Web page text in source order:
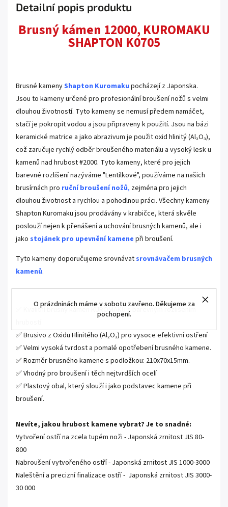
O prázdninách máme v sobotu zavřeno. Děkujeme za
pochopení.
Detailní popis produktu
Brusný kámen 12000, KUROMAKU
SHAPTON K0705
Brusné kamenyShapton Kuromaku pocházejí z Japonska.
Jsou to kameny určené pro profesionální broušení nožů s velmi
dlouhou životností. Tyto kameny se nemusí předem namáčet,
stačí je pokropit vodou a jsou připraveny k použití. Jsou na bázi
keramické matrice a jako abrazivum je použit oxid hlinitý (Al₂O₃),
což zaručuje rychlý odběr broušeného materiálu a vysoký lesk u
kamenů nad hrubost #2000. Tyto kameny, které pro jejich
barevné rozlišení nazýváme "Lentilkové", používáme na našich
brusírnách pro ruční broušení nožů, zejména pro jejich
dlouhou životnost a rychlou a pohodlnou práci. Všechny kameny
Shapton Kuromaku jsou prodávány v krabičce, která skvěle
poslouží nejen k přenášení a uchování brusných kamenů, ale i
jako stojánek pro upevnění kamene při broušení.
Tyto kameny doporučujeme srovnávatsrovnávačem brusných
kamenů.
✅ Kvalitní brusný kámen KUROMAKU s barevným rozlišením
✅ Brusivo z Oxidu Hlinitého (Al₂O₃) pro vysoce efektivní ostření
✅ Velmi vysoká tvrdost a pomalé opotřebení brusného kamene.
✅ Rozměr brusného kamene s podložkou: 210x70x15mm.
✅ Vhodný pro broušení i těch nejtvrdších ocelí
✅ Plastový obal, který slouží i jako podstavec kamene při
broušení.
Nevíte, jakou hrubost kamene vybrat? Je to snadné:
Vytvoření ostří na zcela tupém noži - Japonská zrnitost JIS 80-
800
Nabroušení vytvořeného ostří - Japonská zrnitost JIS 1000-3000
Naleštění a precizní finalizace ostří - Japonská zrnitost JIS 3000-
30 000